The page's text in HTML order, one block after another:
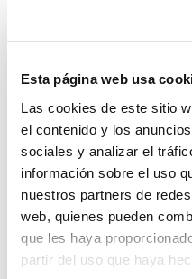
Esta página web usa
Las cookies de este sitio
el contenido y los
sociales y analizar el
información sobre el uso
nuestros partners de
web, quienes pueden
que les haya
partir del uso que haya
REF: 02291
Ático en
Embrujo de